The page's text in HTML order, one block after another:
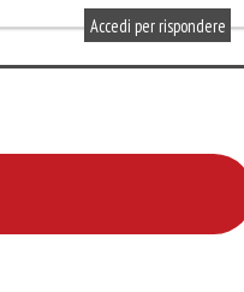
Accedi per rispondere